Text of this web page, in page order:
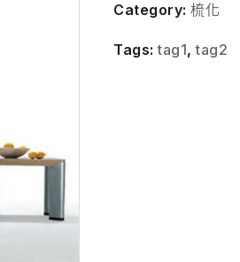
Category:梳化
Tags:tag1,tag2